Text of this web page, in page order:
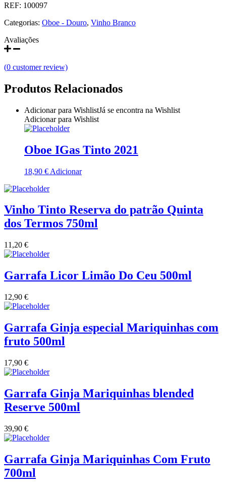
Quinta do Casal Branco Tejo
Quinta do Crasto
Quinta Do Noval Douro
Quinta Do Paral Alentejo
Quinta Do Rogel Algarve
Quinta do Sobreiró Trás-os -Montes
Quinta Dos Termos - Beira Interior
Rego Wines Beira interior
Sem categoria
Taboadella Dão
Torre de Palma Alentejo
REF: 100097
Categorias: Oboe - Douro, Vinho Branco
Avaliações
(0 customer review)
Produtos Relacionados
Adicionar para WishlistJá se encontra na Wishlist
Adicionar para Wishlist
Oboe IGas Tinto 2021
18,90 € Adicionar
Vinho Tinto Reserva do patrão Quinta
dos Termos 750ml
11,20 €
Garrafa Licor Limão Do Ceu 500ml
12,90 €
Garrafa Ginja especial Mariquinhas com
fruto 500ml
17,90 €
Garrafa Ginja Mariquinhas blended
Reserve 500ml
39,90 €
Garrafa Ginja Mariquinhas Com Fruto
700ml